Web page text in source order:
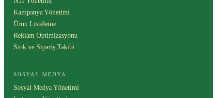
Kampanya Yönetimi
Ürün Listeleme
Reklam Optimizasyonu
Stok ve Sipariş Takibi
SOSYAL MEDYA
Sosyal Medya Yönetimi